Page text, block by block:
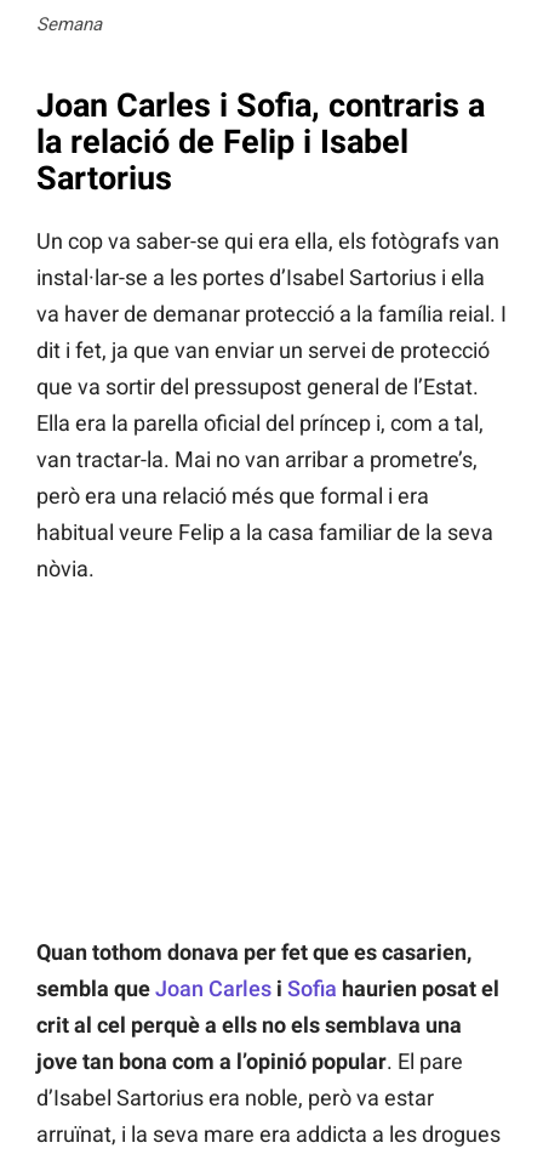
Semana
Joan Carles i Sofia, contraris a
la relació de Felip i Isabel
Sartorius
Un cop va saber-se qui era ella, els fotògrafs van
instal·lar-se a les portes d’Isabel Sartorius i ella
va haver de demanar protecció a la família reial. I
dit i fet, ja que van enviar un servei de protecció
que va sortir del pressupost general de l’Estat.
Ella era la parella oficial del príncep i, com a tal,
van tractar-la. Mai no van arribar a prometre’s,
però era una relació més que formal i era
habitual veure Felip a la casa familiar de la seva
nòvia.
Quan tothom donava per fet que es casarien,
sembla queJoan Carles i Sofia haurien posat el
crit al cel perquè a ells no els semblava una
jove tan bona com a l’opinió popular. El pare
d’Isabel Sartorius era noble, però va estar
arruïnat, i la seva mare era addicta a les drogues